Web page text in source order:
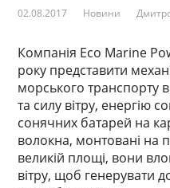
02.08.2017 Новини
Компанія Eco Marine
року представити
морського транспорту
та силу вітру, енергію
сонячних батарей на
волокна, монтовані на
великій площі, вони
вітру, щоб генерувати